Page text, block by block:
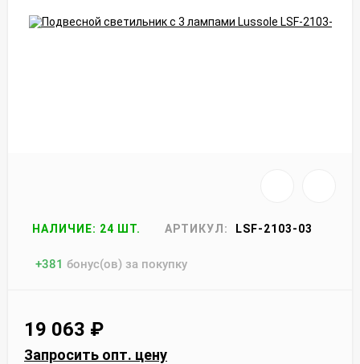
НАЛИЧИЕ: 24 ШТ. АРТИКУЛ: LSF-2103-03
+381 бонус(ов) за покупку
19 063 ₽
Запросить опт. цену